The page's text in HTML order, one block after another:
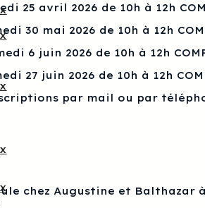
25 avril 2026 de 10h à 12h
30 mai 2026 de 10h à 12h
6 juin 2026 de 10h à 12h
27 juin 2026 de 10h à 12h
par mail ou par
chez Augustine et Balthazar